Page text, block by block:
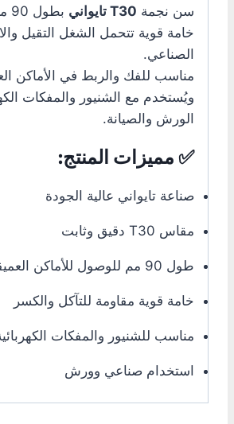
سن نجمة T30 تايواني
خامة قوية تتحمل الشغل التقيل
الصناعي.
مناسب للفك والربط في الأماكن
ويُستخدم مع الشنيور والمفكات
الورش والصيانة.
✅ مميزات المنتج:
صناعة تايواني عالية الجودة
مقاس T30 دقيق وثابت
طول 90 مم للوصول للأماكن العميقة
خامة قوية مقاومة للتآكل والكسر
مناسب للشنيور والمفكات
استخدام صناعي وورش